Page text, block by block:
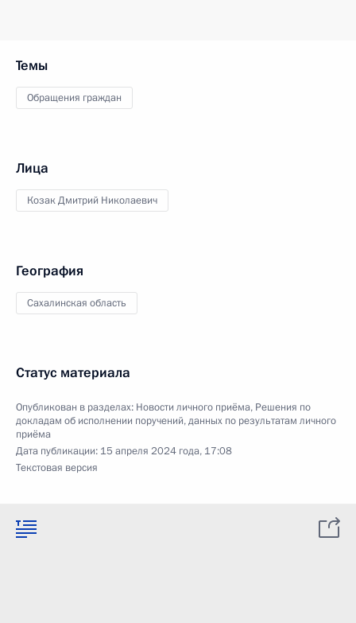
Темы
Обращения граждан
Лица
Козак Дмитрий Николаевич
География
Сахалинская область
Статус материала
Опубликован в разделах: Новости личного приёма, Решения по
докладам об исполнении поручений, данных по результатам личного
приёма
Дата публикации: 15 апреля 2024 года, 17:08
Текстовая версия